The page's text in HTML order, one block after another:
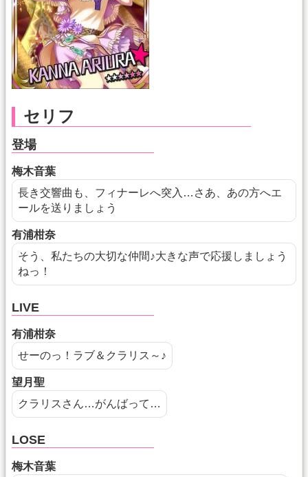
セリフ
登場
梅木音葉
長き交響曲も、フィナーレへ突入…さあ、あの方へエ
ールを送りましょう
有浦柑奈
そう、私たちの大切な仲間♪大きな声で応援しましょう
ねっ！
LIVE
有浦柑奈
せーのっ！ラブ＆クラリス～♪
望月聖
クラリスさん…がんばって…
LOSE
梅木音葉